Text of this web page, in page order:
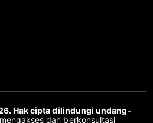
Hak cipta dilindungi undang-
dan berkonsultasi